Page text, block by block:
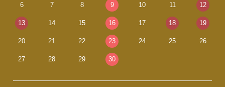
6 7 8 9 10 11 12
13 14 15 16 17 18 19
20 21 22 23 24 25 26
27 28 29 30